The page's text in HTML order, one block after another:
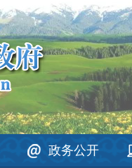
政务公开